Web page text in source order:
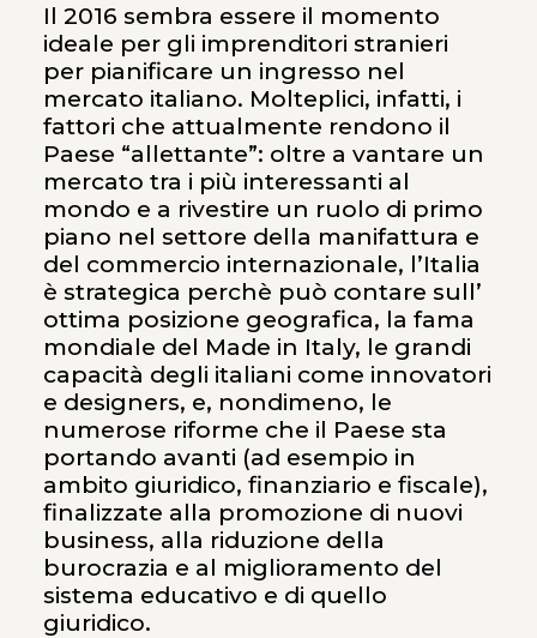
Il 2016 sembra essere il momento
ideale per gli imprenditori stranieri
per pianificare un ingresso nel
mercato italiano. Molteplici, infatti, i
fattori che attualmente rendono il
Paese “allettante”: oltre a vantare un
mercato tra i più interessanti al
mondo e a rivestire un ruolo di primo
piano nel settore della manifattura e
del commercio internazionale, l’Italia
è strategica perchè può contare sull’
ottima posizione geografica, la fama
mondiale del Made in Italy, le grandi
capacità degli italiani come innovatori
e designers, e, nondimeno, le
numerose riforme che il Paese sta
portando avanti (ad esempio in
ambito giuridico, finanziario e fiscale),
finalizzate alla promozione di nuovi
business, alla riduzione della
burocrazia e al miglioramento del
sistema educativo e di quello
giuridico.